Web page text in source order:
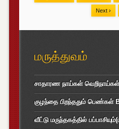
Next ›
மருத்துவம்
சாதாரண நாய்கள்
குழந்தை பிறந்ததும் பெண்கள்
வீட்டு மருந்தகத்தில்